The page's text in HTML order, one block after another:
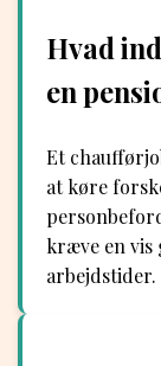
Hvad
en
Et
at køre
kræve en vis
arbejdstider.